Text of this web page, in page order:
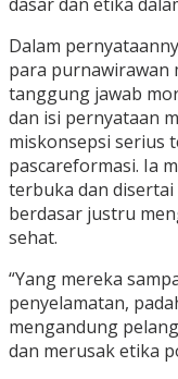
Dalam
para purnawirawan
tanggung jawab
dan isi pernyataan
miskonsepsi serius
pascareformasi. Ia
terbuka dan
berdasar justru
sehat.
“Yang mereka
penyelamatan,
mengandung
dan merusak etika